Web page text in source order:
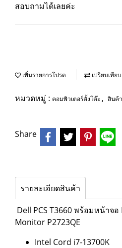
สอบถามได้เลยค่ะ
เพิ่มรายการโปรด เปรียบเทียบ
หมวดหมู่ : คอมพิวเตอร์ตั้งโต๊ะ , สินค้
Share
รายละเอียดสินค้า
Dell PCS T3660 พร้อมหน้าจ
Monitor P2723QE
Intel Cord i7-13700K